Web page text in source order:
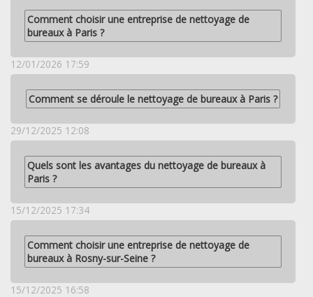
Comment choisir une entreprise de nettoyage de
bureaux à Paris ?
12/01/2026 17:59
Comment se déroule le nettoyage de bureaux à Paris ?
29/12/2025 12:08
Quels sont les avantages du nettoyage de bureaux à
Paris ?
15/12/2025 17:34
Comment choisir une entreprise de nettoyage de
bureaux à Rosny-sur-Seine ?
15/12/2025 16:58